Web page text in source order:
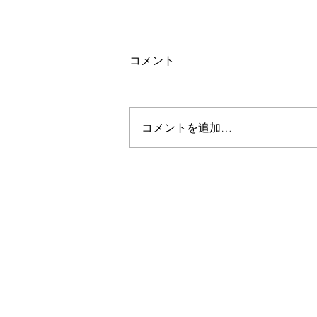
祈りの恵みの現れ 36-2
コメント
コメントを追加…